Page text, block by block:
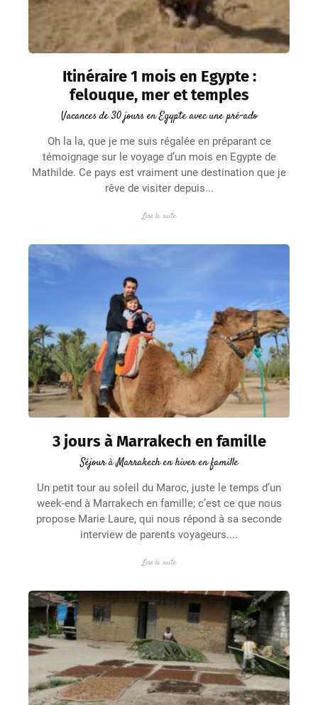
Itinéraire 1 mois en Egypte :
felouque, mer et temples
Vacances de 30 jours en Egypte avec une pré-ado
Oh la la, que je me suis régalée en préparant ce
témoignage sur le voyage d’un mois en Egypte de
Mathilde. Ce pays est vraiment une destination que je
rêve de visiter depuis...
Lire la suite
3 jours à Marrakech en famille
Séjour à Marrakech en hiver en famille
Un petit tour au soleil du Maroc, juste le temps d’un
week-end à Marrakech en famille; c’est ce que nous
propose Marie Laure, qui nous répond à sa seconde
interview de parents voyageurs....
Lire la suite